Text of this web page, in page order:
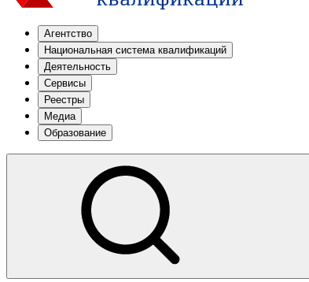
Агентство
Национальная система квалификаций
Деятельность
Сервисы
Реестры
Медиа
Образование